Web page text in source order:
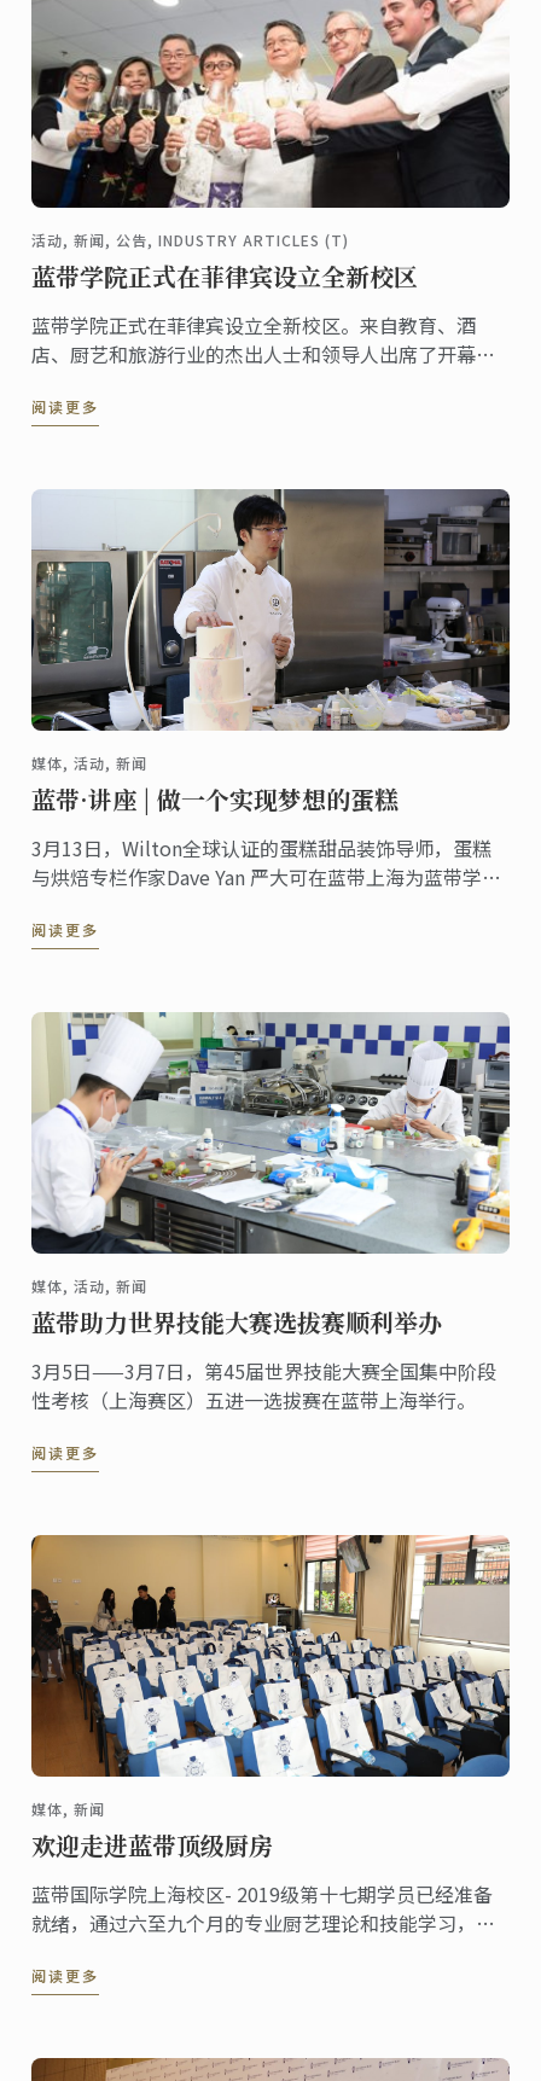
活动, 新闻, 公告, INDUSTRY ARTICLES (T)
蓝带学院正式在菲律宾设立全新校区
蓝带学院正式在菲律宾设立全新校区。来自教育、酒
店、厨艺和旅游行业的杰出人士和领导人出席了开幕
执行官Andre J. Cointreau主持开幕仪式。
阅读更多
媒体, 活动, 新闻
蓝带·讲座 | 做一个实现梦想的蛋糕
3月13日，Wilton全球认证的蛋糕甜品装饰导师，蛋糕
与烘焙专栏作家Dave Yan 严大可在蓝带上海为蓝带学员
阅读更多
媒体, 活动, 新闻
蓝带助力世界技能大赛选拔赛顺利举办
3月5日——3月7日，第45届世界技能大赛全国集中阶段
性考核（上海赛区）五进一选拔赛在蓝带上海举行。
阅读更多
媒体, 新闻
欢迎走进蓝带顶级厨房
蓝带国际学院上海校区- 2019级第十七期学员已经准备
就绪，通过六至九个月的专业厨艺理论和技能学习，在
阅读更多